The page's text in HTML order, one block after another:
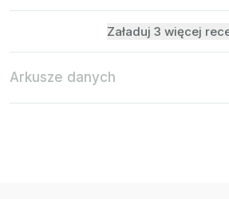
Załaduj 3 więcej
Arkusze danych